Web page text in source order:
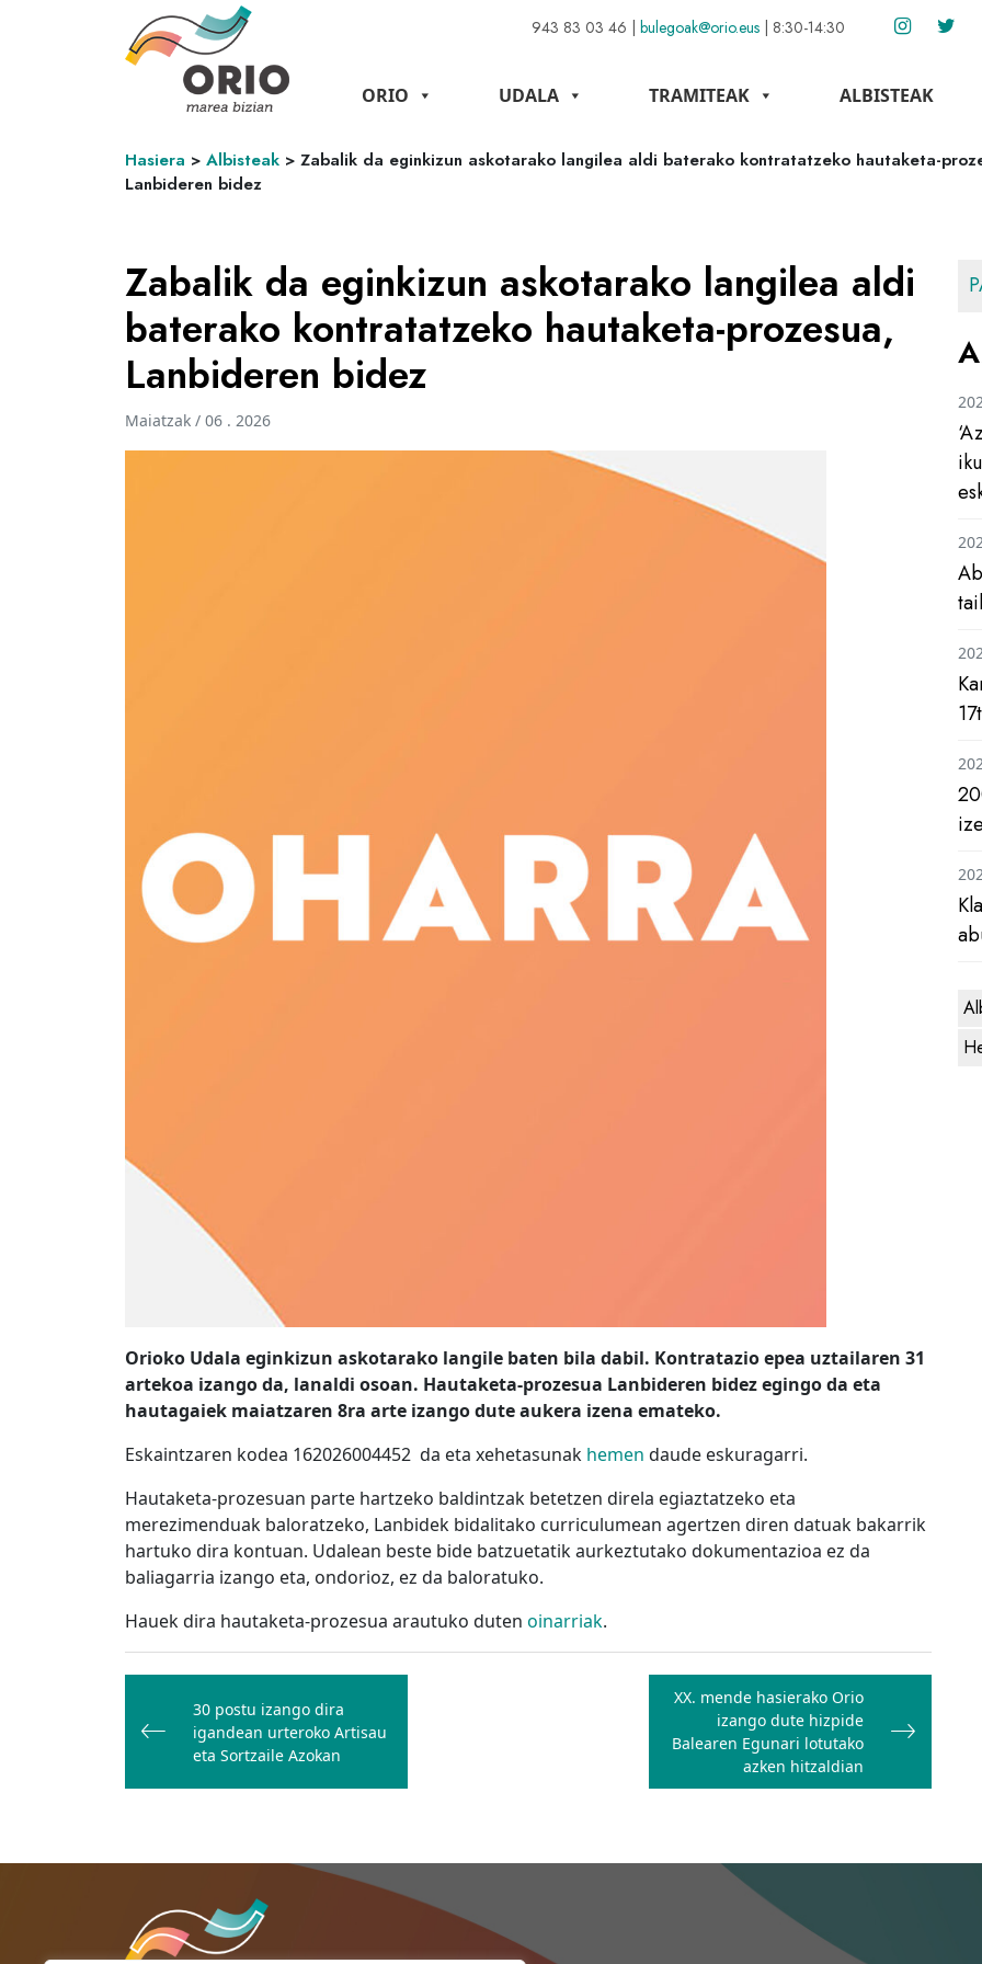
943 83 03 46 | bulegoak@orio.eus | 8:30-14:30
ORIO UDALA TRAMITEAK ALBISTEAK
Hasiera > Albisteak > Zabalik da eginkizun askotarako langilea aldi baterako kontratatzeko hautaketa-
Lanbideren bidez
Zabalik da eginkizun askotarako langilea aldi
baterako kontratatzeko hautaketa-prozesua,
Lanbideren bidez
Maiatzak / 06 . 2026
Orioko Udala eginkizun askotarako langile baten bila dabil. Kontratazio epea uztailaren 31
artekoa izango da, lanaldi osoan. Hautaketa-prozesua Lanbideren bidez egingo da eta
hautagaiek maiatzaren 8ra arte izango dute aukera izena emateko.
Eskaintzaren kodea 162026004452 da eta xehetasunak hemen daude eskuragarri.
Hautaketa-prozesuan parte hartzeko baldintzak betetzen direla egiaztatzeko eta
merezimenduak baloratzeko, Lanbidek bidalitako curriculumean agertzen diren datuak bakarrik
hartuko dira kontuan. Udalean beste bide batzuetatik aurkeztutako dokumentazioa ez da
baliagarria izango eta, ondorioz, ez da baloratuko.
Hauek dira hautaketa-prozesua arautuko duten oinarriak.
Bidalketetan
zehar
nabigatu
30 postu izango dira
igandean urteroko Artisau
eta Sortzaile Azokan
XX. mende hasierako Orio
izango dute hizpide
Balearen Egunari lotutako
azken hitzaldian